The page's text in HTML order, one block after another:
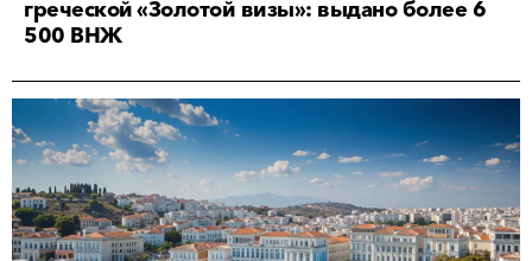
греческой «Золотой визы»: выдано более 6
500 ВНЖ